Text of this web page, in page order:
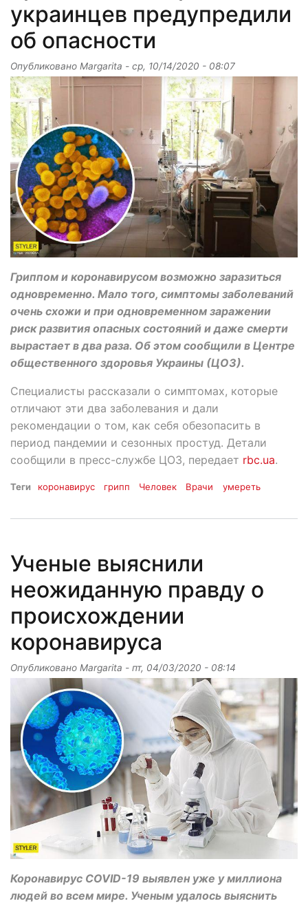
украинцев предупредили
об опасности
Опубликовано Margarita - ср, 10/14/2020 - 08:07
Гриппом и коронавирусом возможно заразиться
одновременно. Мало того, симптомы заболеваний
очень схожи и при одновременном заражении
риск развития опасных состояний и даже смерти
вырастает в два раза. Об этом сообщили в Центре
общественного здоровья Украины (ЦОЗ).
Специалисты рассказали о симптомах, которые
отличают эти два заболевания и дали
рекомендации о том, как себя обезопасить в
период пандемии и сезонных простуд. Детали
сообщили в пресс-службе ЦОЗ, передает rbc.ua.
Теги коронавирус грипп Человек Врачи умереть
Ученые выяснили
неожиданную правду о
происхождении
коронавируса
Опубликовано Margarita - пт, 04/03/2020 - 08:14
Коронавирус COVID-19 выявлен уже у миллиона
людей во всем мире. Ученым удалось выяснить